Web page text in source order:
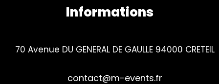
Informations
70 Avenue DU GENERAL DE GAULLE 94000 CRETEIL
contact@m-events.fr